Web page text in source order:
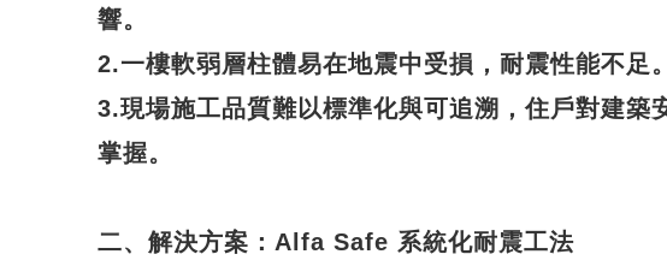
響。
2.一樓軟弱層柱體易在地震中受損，耐震性能不足。
3.現場施工品質難以標準化與可追溯，住戶對建築
掌握。
二、解決方案：Alfa Safe 系統化耐震工法